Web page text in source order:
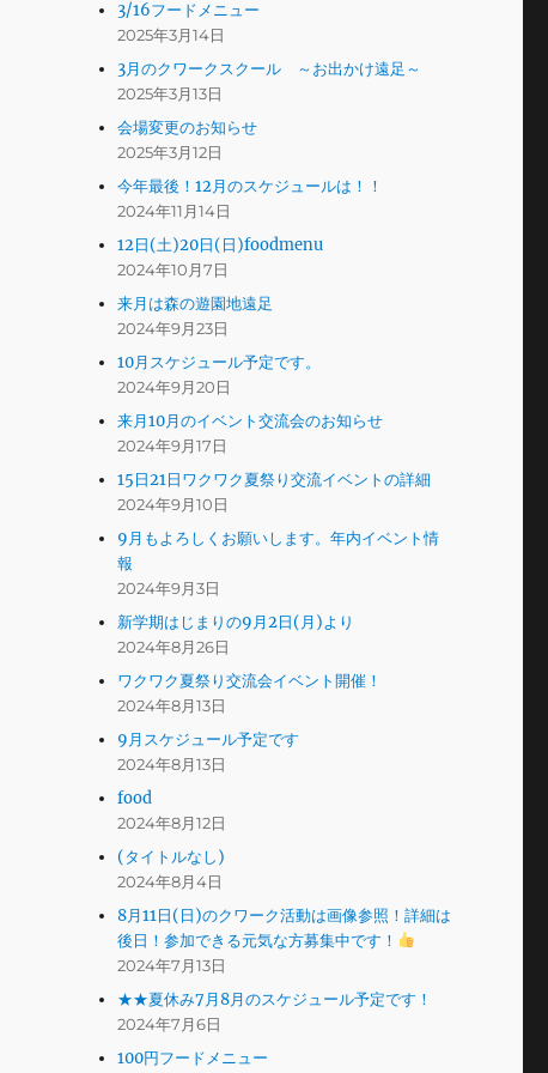
3/16フードメニュー
2025年3月14日
3月のクワークスクール ～お出かけ遠足～
2025年3月13日
会場変更のお知らせ
2025年3月12日
今年最後！12月のスケジュールは！！
2024年11月14日
12日(土)20日(日)foodmenu
2024年10月7日
来月は森の遊園地遠足
2024年9月23日
10月スケジュール予定です。
2024年9月20日
来月10月のイベント交流会のお知らせ
2024年9月17日
15日21日ワクワク夏祭り交流イベントの詳細
2024年9月10日
9月もよろしくお願いします。年内イベント情
報
2024年9月3日
新学期はじまりの9月2日(月)より
2024年8月26日
ワクワク夏祭り交流会イベント開催！
2024年8月13日
9月スケジュール予定です
2024年8月13日
food
2024年8月12日
(タイトルなし)
2024年8月4日
8月11日(日)のクワーク活動は画像参照！詳細は
後日！参加できる元気な方募集中です！
2024年7月13日
★★夏休み7月8月のスケジュール予定です！
2024年7月6日
100円フードメニュー